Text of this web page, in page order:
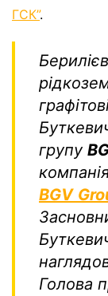
ГСК”.
групу
BGV
Голова